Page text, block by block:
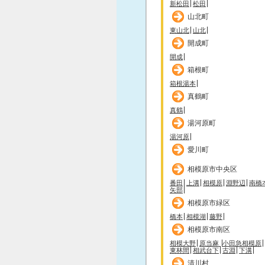
新松田 松田
山北町
東山北 山北
開成町
開成
箱根町
箱根湯本
真鶴町
真鶴
湯河原町
湯河原
愛川町
相模原市中央区
番田 上溝 相模原 淵野辺 南橋
矢部
相模原市緑区
橋本 相模湖 藤野
相模原市南区
相模大野 原当麻 小田急相模原
東林間 相武台下 古淵 下溝
清川村